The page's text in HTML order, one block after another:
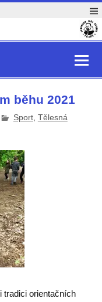
běhu 2021
Sport, Tělesná
tradici orientačních